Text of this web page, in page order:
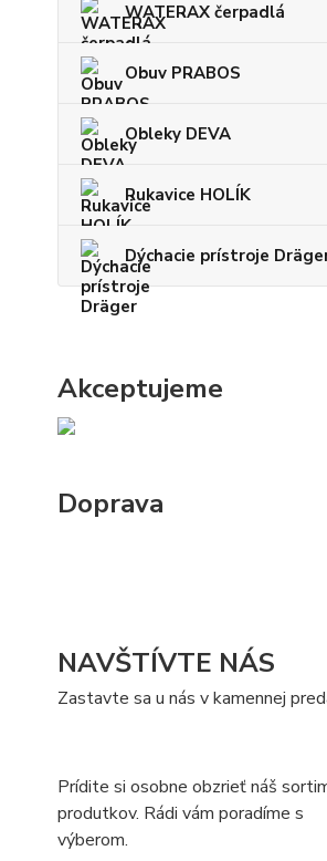
WATERAX čerpadlá
Obuv PRABOS
Obleky DEVA
Rukavice HOLÍK
Dýchacie prístroje
Akceptujeme
Doprava
NAVŠTÍVTE NÁS
Zastavte sa u nás v kamennej
Prídite si osobne obzrieť náš
produtkov. Rádi vám poradíme s
výberom.